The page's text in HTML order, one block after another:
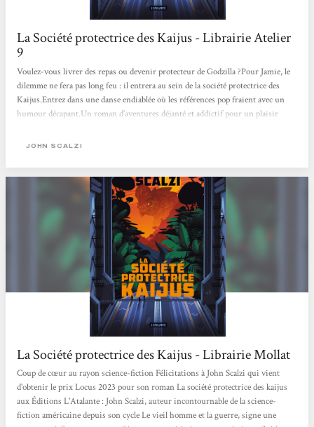
La Société protectrice des Kaijus - Librairie Atelier
9
Voulez-vous livrer des repas ou devenir protecteur de Godzilla ?Pour Jamie, le
dilemme ne fera pas long feu : il entrera au sein de la société protectrice des
Kaijus.Entrez dans une danse endiablée où les références pop fraient avec un
humour décapant.Un roman d’aventures déjanté et addictif pour un plaisir
JOHN SCALZI
La Société protectrice des Kaijus - Librairie Mollat
Coup de cœur au rayon science-fiction Félicitations à John Scalzi qui vient
d'obtenir le prix Locus 2023 pour son roman La société protectrice des kaijus
aux Éditions L'Atalante : John Scalzi, auteur incontournable de la science-
fiction américaine depuis son cycle Le vieil homme et la guerre, signe une